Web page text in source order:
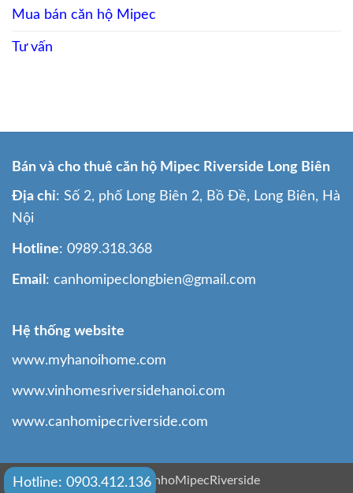
Mua bán căn hộ Mipec
Tư vấn
Bán và cho thuê căn hộ Mipec Riverside Long Biên
Địa chỉ: Số 2, phố Long Biên 2, Bồ Đề, Long Biên, Hà
Nội
Hotline: 0989.318.368
Email : canhomipeclongbien@gmail.com
Hệ thống website
www.myhanoihome.com
www.vinhomesriversidehanoi.com
www.canhomipecriverside.com
© 2026CanhoMipecRiverside
Hotline: 0903.412.136